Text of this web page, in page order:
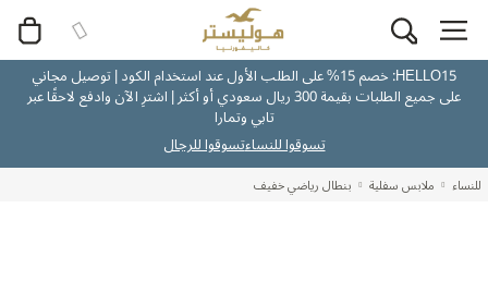
HELLO15: خصم 15% على الطلب الأول عند استخدام الكود | توصيل مجاني
على جميع الطلبات بقيمة 300 ريال سعودي أو أكثر | اشترِ الآن وادفع لاحقًا عبر
تابي وتمارا
تسوقوا للنساءتسوقوا للرجال
للنساء ملابس سفلية بنطال رياضي خفيف